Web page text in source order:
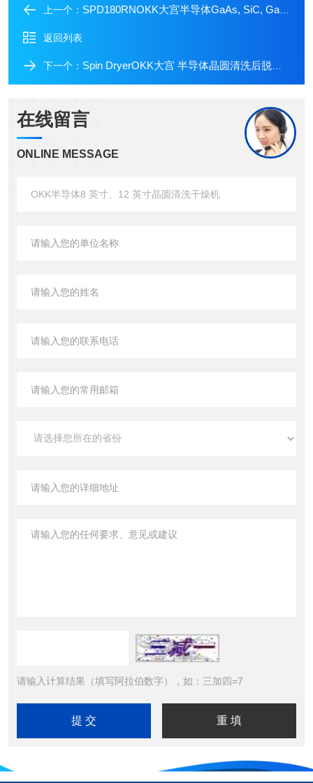
上一个： SPD180RNOKK大宫半导体GaAs, SiC, GaN）8寸晶圆干燥
返回列表
下一个： Spin DryerOKK大宫 半导体晶圆清洗后脱水设备SPD-100
在线留言
ONLINE MESSAGE
请输入计算结果（填写阿拉伯数字），如：三加四=7